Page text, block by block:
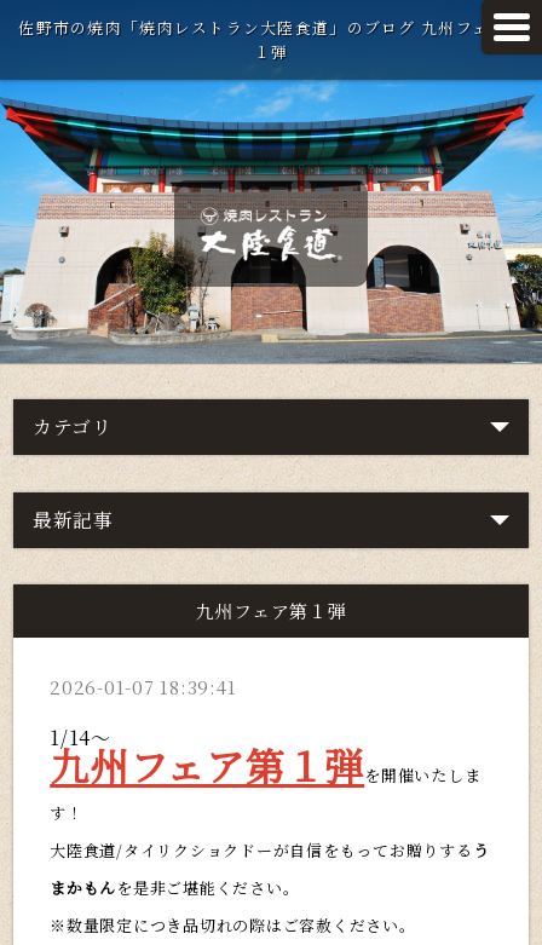
佐野市の焼肉「焼肉レストラン大陸食道」のブログ 九州フェア第
１弾
カテゴリ
最新記事
九州フェア第１弾
2026-01-07 18:39:41
1/14～
九州フェア第１弾を開催いたしま
す！
大陸食道/タイリクショクドーが自信をもってお贈りする う
まかもんを是非ご堪能ください。
※数量限定につき品切れの際はご容赦ください。